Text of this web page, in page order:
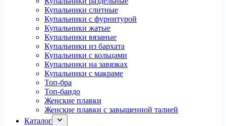
Купальники слитные
Купальники с фурнитурой
Купальники жатые
Купальники вязаные
Купальники из бархата
Купальники с кольцами
Купальники на завязках
Купальники с макраме
Топ-бра
Топ-бандо
Женские плавки
Женские плавки с завышенной талией
Каталог